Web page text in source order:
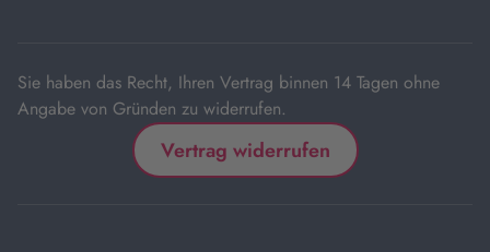
Sie haben das Recht, Ihren Vertrag binnen 14 Tagen ohne
Angabe von Gründen zu widerrufen.
Vertrag widerrufen